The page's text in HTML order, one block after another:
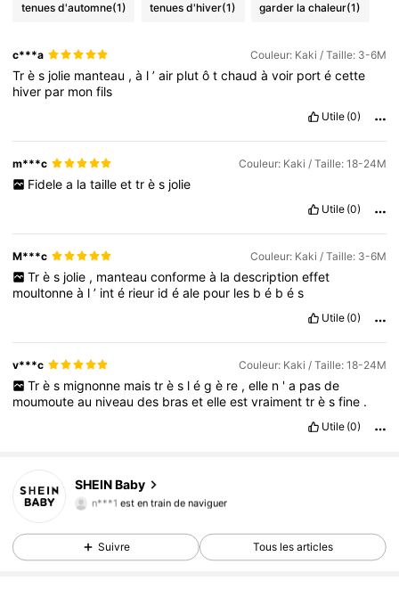
tenues d'automne(1) tenues d'hiver(1) garder la chaleur(1)
c***a Couleur: Kaki / Taille: 3-6M
Très jolie manteau ,à l’air plutôtchaudàvoir portécette
hiver par monfils
Utile (0)
m***c Couleur: Kaki / Taille: 18-24M
Fidele a la taille et tr è s jolie
Utile (0)
M***c Couleur: Kaki / Taille: 3-6M
Tr è s jolie , manteau conforme à la description effet
moultonneà l’ inté rieur idéale pour les bé bés
Utile (0)
v***c Couleur: Kaki / Taille: 18-24M
Tr è s mignonne mais tr è s l é g è re , elle n ' a pas de
moumouteau niveaudes brasetelleestvraimenttrèsfine .
Utile (0)
SHEIN Baby
4,92
742K Suiveurs
n***1 est en train de naviguer
4,92 742K Suiveurs
Suivre Tous les articles